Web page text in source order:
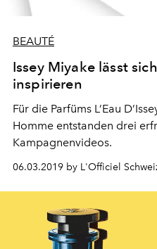
BEAUTÉ
Issey Miyake lässt
inspirieren
Für die Parfüms L’Eau
Homme entstanden drei
Kampagnenvideos.
06.03.2019 by L'Officiel